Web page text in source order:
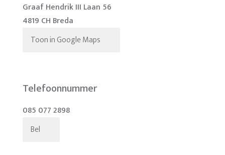
Graaf Hendrik III Laan 56
4819 CH Breda
Toon in Google Maps
Telefoonnummer
085 077 2898
Bel